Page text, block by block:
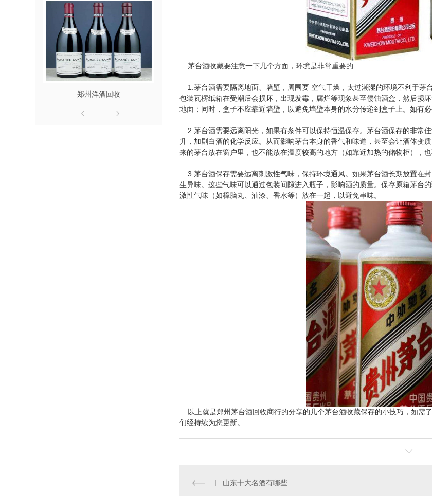
郑州洋酒回收 郑州名烟回收 郑州茅台酒回收
茅台酒收藏要注意一下几个方面，环境是非常重要的
1.茅台酒需要隔离地面、墙壁，周围要 空气干燥，太过潮湿的环境不利于茅
包装瓦楞纸箱在受潮后会损坏，出现发霉，腐烂等现象甚至侵蚀酒盒，然后损
地面；同时，盒子不应靠近墙壁，以避免墙壁本身的水分传递到盒子上。如有必
2.茅台酒需要远离阳光，如果有条件可以保持恒温保存。茅台酒保存的非常
升，加剧白酒的化学反应。从而影响茅台本身的香气和味道，甚至会让酒体变
来的茅台放在窗户里，也不能放在温度较高的地方（如靠近加热的储物柜），
3.茅台酒保存需要远离刺激性气味，保持环境通风。如果茅台酒长期放置在
生异味。这些气味可以通过包装间隙进入瓶子，影响酒的质量。保存原箱茅台
激性气味（如樟脑丸、油漆、香水等）放在一起，以避免串味。
以上就是郑州茅台酒回收商行的分享的几个茅台酒收藏保存的小技巧，如需
们经持续为您更新。
山东十大名酒有哪些